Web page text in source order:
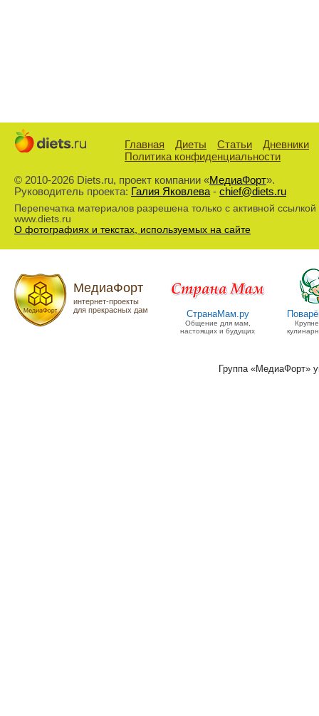
Главная Диеты Статьи
Дневники
Политика конфиденциальности
© 2010-2026 Diets.ru, проект компании «МедиаФорт».
Руководитель проекта: Галия Яковлева- chief@diets.ru
Перепечатка материалов разрешена только с активной ссылкой
www.diets.ru
О фотографиях и текстах, используемых на сайте
МедиаФорт
интернет-проекты
для прекрасных дам
СтранаМам.ру
Общение для мам,
настоящих и будущих
Группа «МедиаФорт»